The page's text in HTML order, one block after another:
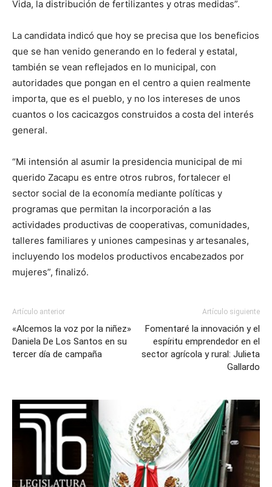
Vida, la distribución de fertilizantes y otras medidas”.
La candidata indicó que hoy se precisa que los beneficios
que se han venido generando en lo federal y estatal,
también se vean reflejados en lo municipal, con
autoridades que pongan en el centro a quien realmente
importa, que es el pueblo, y no los intereses de unos
cuantos o los cacicazgos construidos a costa del interés
general.
“Mi intensión al asumir la presidencia municipal de mi
querido Zacapu es entre otros rubros, fortalecer el
sector social de la economía mediante políticas y
programas que permitan la incorporación a las
actividades productivas de cooperativas, comunidades,
talleres familiares y uniones campesinas y artesanales,
incluyendo los modelos productivos encabezados por
mujeres”, finalizó.
Artículo anterior
«Alcemos la voz por la niñez»
Daniela De Los Santos en su
tercer día de campaña
Artículo siguiente
Fomentaré la innovación y el
espíritu emprendedor en el
sector agrícola y rural: Julieta
Gallardo